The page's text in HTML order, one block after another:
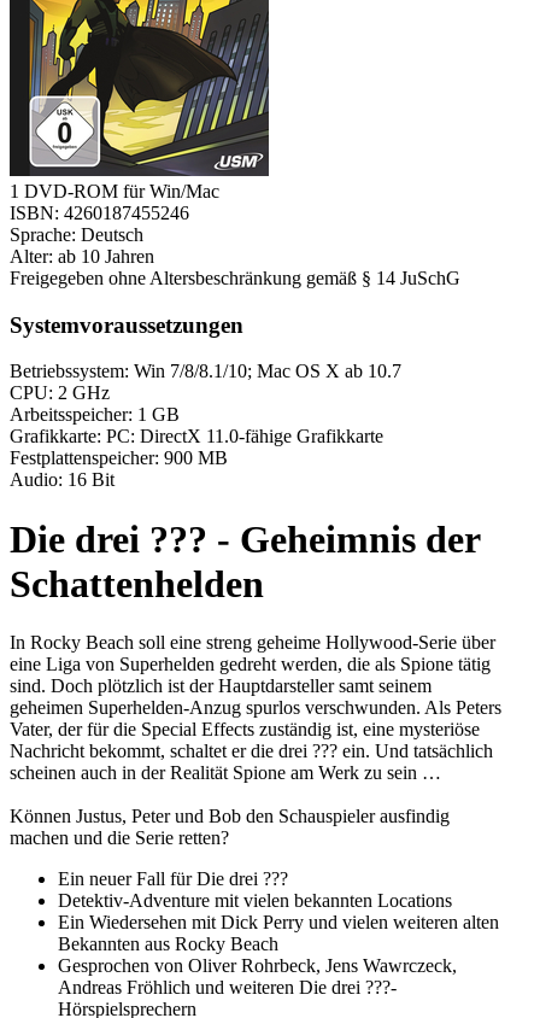
1 DVD-ROM für Win/Mac
ISBN: 4260187455246
Sprache: Deutsch
Alter: ab 10 Jahren
Freigegeben ohne Altersbeschränkung gemäß § 14 JuSchG
Systemvoraussetzungen
Betriebssystem: Win 7/8/8.1/10; Mac OS X ab 10.7
CPU: 2 GHz
Arbeitsspeicher: 1 GB
Grafikkarte: PC: DirectX 11.0-fähige Grafikkarte
Festplattenspeicher: 900 MB
Audio: 16 Bit
Die drei ??? - Geheimnis der
Schattenhelden
In Rocky Beach soll eine streng geheime Hollywood-Serie über
eine Liga von Superhelden gedreht werden, die als Spione tätig
sind. Doch plötzlich ist der Hauptdarsteller samt seinem
geheimen Superhelden-Anzug spurlos verschwunden. Als Peters
Vater, der für die Special Effects zuständig ist, eine mysteriöse
Nachricht bekommt, schaltet er die drei ??? ein. Und tatsächlich
scheinen auch in der Realität Spione am Werk zu sein …
Können Justus, Peter und Bob den Schauspieler ausfindig
machen und die Serie retten?
Ein neuer Fall für Die drei ???
Detektiv-Adventure mit vielen bekannten Locations
Ein Wiedersehen mit Dick Perry und vielen weiteren alten
Bekannten aus Rocky Beach
Gesprochen von Oliver Rohrbeck, Jens Wawrczeck,
Andreas Fröhlich und weiteren Die drei ???-
Hörspielsprechern